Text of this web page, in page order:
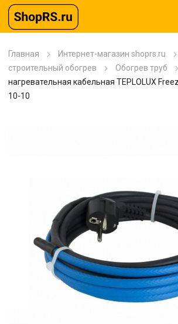
Главная Интернет-магазин shoprs.ru
строительный обогрев
Обогрев труб
нагревательная кабельная TEPLOLUX
10-10